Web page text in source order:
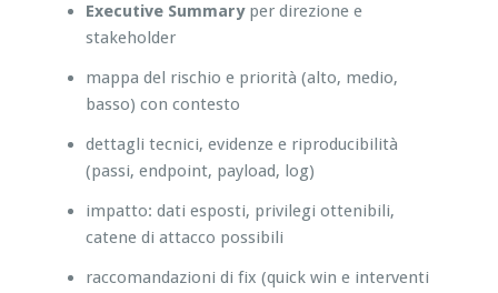
Executive Summaryper direzione e
stakeholder
mappa del rischio e priorità (alto, medio,
basso) con contesto
dettagli tecnici, evidenze e riproducibilità
(passi, endpoint, payload, log)
impatto: dati esposti, privilegi ottenibili,
catene di attacco possibili
raccomandazioni di fix (quick win e interventi